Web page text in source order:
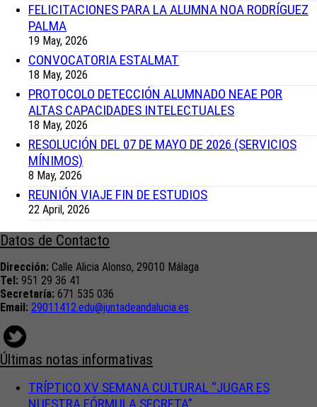
FELICITACIONES PARA LA ALUMNA NOA RODRÍGUEZ
PALMA
19 May, 2026
CONVOCATORIA ESTALMAT
18 May, 2026
PROTOCOLO DETECCIÓN ALUMNADO NEAE POR
ALTAS CAPACIDADES INTELECTUALES
18 May, 2026
RESOLUCIÓN DEL 07 DE MAYO DE 2026 (SERVICIOS
MÍNIMOS)
8 May, 2026
REUNIÓN VIAJE FIN DE ESTUDIOS
22 April, 2026
Datos de Contacto
Dirección: Calle Alicia Alonso, 29010 Málaga
Tel: 951 29 36 41
Secretaría: 671 535 036
Email: 29011412.edu@juntadeandalucia. es
Últimas notas informativas
TRÍPTICO XV SEMANA CULTURAL “JUGAR ES
NUESTRA FÓRMULA SECRETA”